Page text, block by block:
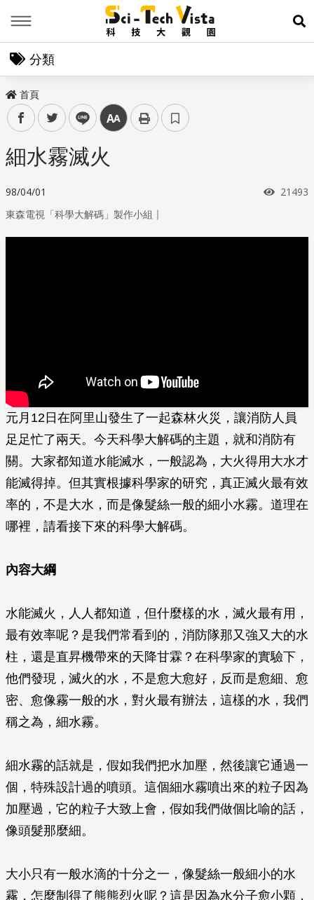
展
分類
首頁
facebooktwitter line 中
細水霧滅火
98/04/01 瀏覽次
21493
東森電視「科學大解碼」製作小組 ｜
元月12日在阿里山發生了一起森林火災，讓消防人員
足足忙了兩天。今天科學大解碼的主題，就和消防有
關。大家都知道水能滅水，一般認為，大火得用大水才
能滅得掉。但其實根據科學家的研究，真正滅火最有效
率的，不是大水，而是像髮絲一般的細小水霧。道理在
哪裡，請看接下來的科學大解碼。
內容大綱
水能滅火，人人都知道，但什麼樣的水，滅火最有用，
最有效率呢？是我們常看到的，消防隊那又強又大的水
柱，還是直昇機帶來的天降甘霖？在科學家的實驗下，
他們發現，滅火的水，不是愈大愈好，反而是愈細、愈
密、愈像霧一般的水，對火最有辦法，這樣的水，我們
稱之為，細水霧。
細水霧的話就是，假如我們把水加壓，然後讓它通過一
個，特殊設計過的噴頭。這個細水霧噴出來的粒子因為
加壓過，它的粒子大致上會，假如我們做個比喻的話，
像頭髮那麼細。
大小只有一般水滴的十分之一，像髮絲一般細小的水
霧，怎麼制得了熊熊烈火呢？這是因為水分子愈小顆，